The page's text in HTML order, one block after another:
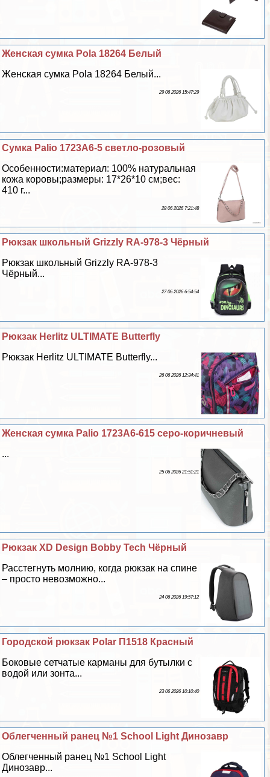
Женская сумка Pola 18264 Белый
Женская сумка Pola 18264 Белый...
29 06 2026 15:47:29
Сумка Palio 1723A6-5 светло-розовый
Особенности:материал: 100% натуральная
кожа коровы;размеры: 17*26*10 см;вес:
410 г...
28 06 2026 7:21:48
Рюкзак школьный Grizzly RA-978-3 Чёрный
Рюкзак школьный Grizzly RA-978-3
Чёрный...
27 06 2026 6:54:54
Рюкзак Herlitz ULTIMATE Butterfly
Рюкзак Herlitz ULTIMATE Butterfly...
26 06 2026 12:34:41
Женская сумка Palio 1723A6-615 серо-коричневый
...
25 06 2026 21:51:21
Рюкзак XD Design Bobby Tech Чёрный
Расстегнуть молнию, когда рюкзак на спине
– просто невозможно...
24 06 2026 19:57:12
Городской рюкзак Polar П1518 Красный
Боковые сетчатые карманы для бутылки с
водой или зонта...
23 06 2026 10:10:40
Облегченный ранец №1 School Light Динозавр
Облегченный ранец №1 School Light
Динозавр...